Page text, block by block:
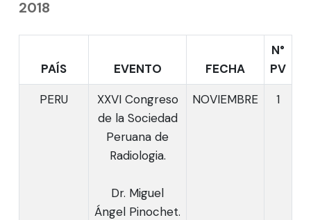
2018
PAÍS EVENTO FECHA
N°
PV
PERU
XXVI Congreso
de la Sociedad
Peruana de
Radiologia.
Dr. Miguel
Ángel Pinochet.
NOVIEMBRE 1